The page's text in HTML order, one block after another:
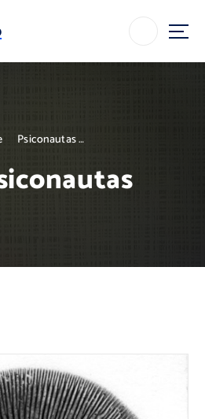
Psiconautas …